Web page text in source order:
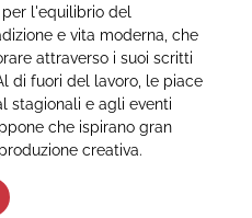
l'equilibrio del
e vita moderna, che
attraverso i suoi scritti
di fuori del lavoro, le piace
stagionali e agli eventi
che ispirano gran
creativa.